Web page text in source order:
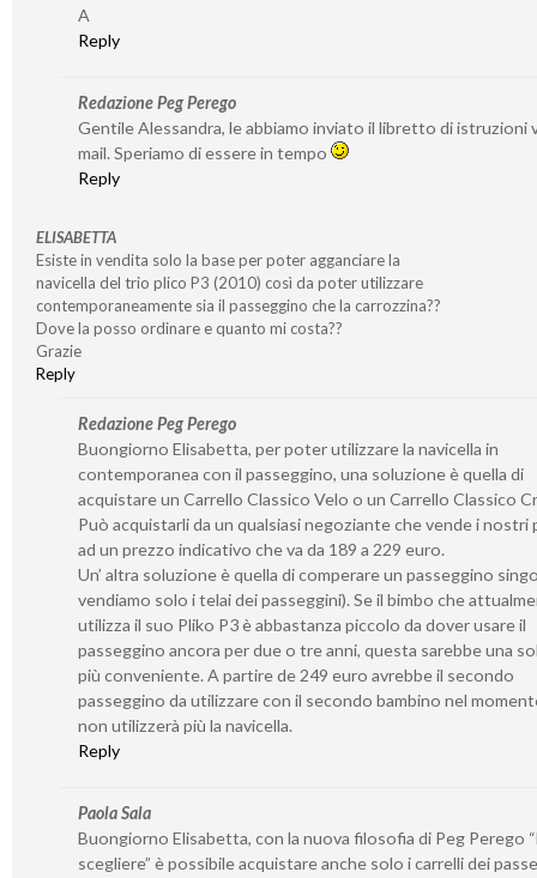
A
Reply
Redazione Peg Perego
Gentile Alessandra, le abbiamo inviato il libretto di istruzioni
mail. Speriamo di essere in tempo
Reply
ELISABETTA
Esiste in vendita solo la base per poter agganciare la
navicella del trio plico P3 (2010) così da poter utilizzare
contemporaneamente sia il passeggino che la carrozzina??
Dove la posso ordinare e quanto mi costa??
Grazie
Reply
Redazione Peg Perego
Buongiorno Elisabetta, per poter utilizzare la navicella in
contemporanea con il passeggino, una soluzione è quella di
acquistare un Carrello Classico Velo o un Carrello Classico
Può acquistarli da un qualsiasi negoziante che vende i
ad un prezzo indicativo che va da 189 a 229 euro.
Un’ altra soluzione è quella di comperare un passeggino
vendiamo solo i telai dei passeggini). Se il bimbo che
utilizza il suo Pliko P3 è abbastanza piccolo da dover usare il
passeggino ancora per due o tre anni, questa sarebbe una
più conveniente. A partire de 249 euro avrebbe il secondo
passeggino da utilizzare con il secondo bambino nel
non utilizzerà più la navicella.
Reply
Paola Sala
Buongiorno Elisabetta, con la nuova filosofia di Peg Perego
scegliere” è possibile acquistare anche solo i carrelli dei